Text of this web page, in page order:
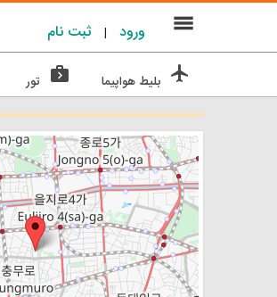
ثبت نام | ورود menu
flight بلیط هواپیما next_week تور